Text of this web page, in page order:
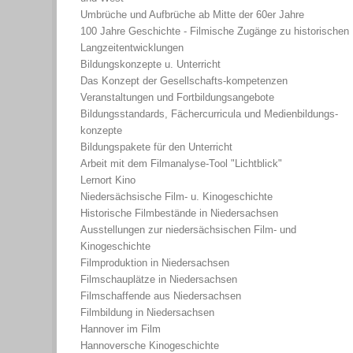
Umbrüche und Aufbrüche ab Mitte der 60er Jahre
100 Jahre Geschichte - Filmische Zugänge zu historischen
Langzeitentwicklungen
Bildungskonzepte u. Unterricht
Das Konzept der Gesellschafts-kompetenzen
Veranstaltungen und Fortbildungsangebote
Bildungsstandards, Fächercurricula und Medienbildungs-
konzepte
Bildungspakete für den Unterricht
Arbeit mit dem Filmanalyse-Tool "Lichtblick"
Lernort Kino
Niedersächsische Film- u. Kinogeschichte
Historische Filmbestände in Niedersachsen
Ausstellungen zur niedersächsischen Film- und
Kinogeschichte
Filmproduktion in Niedersachsen
Filmschauplätze in Niedersachsen
Filmschaffende aus Niedersachsen
Filmbildung in Niedersachsen
Hannover im Film
Hannoversche Kinogeschichte